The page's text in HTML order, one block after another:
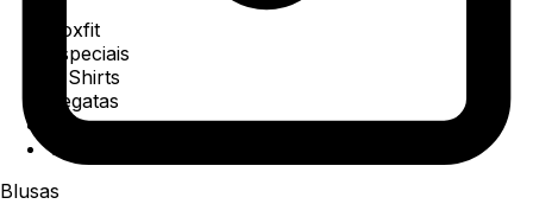
Boxfit
Especiais
T-Shirts
Regatas
Polo
Ver todos
Blusas